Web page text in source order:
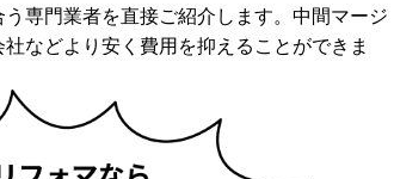
専門業者を直接ご紹介します。中間マージ
などより安く費用を抑えることができま